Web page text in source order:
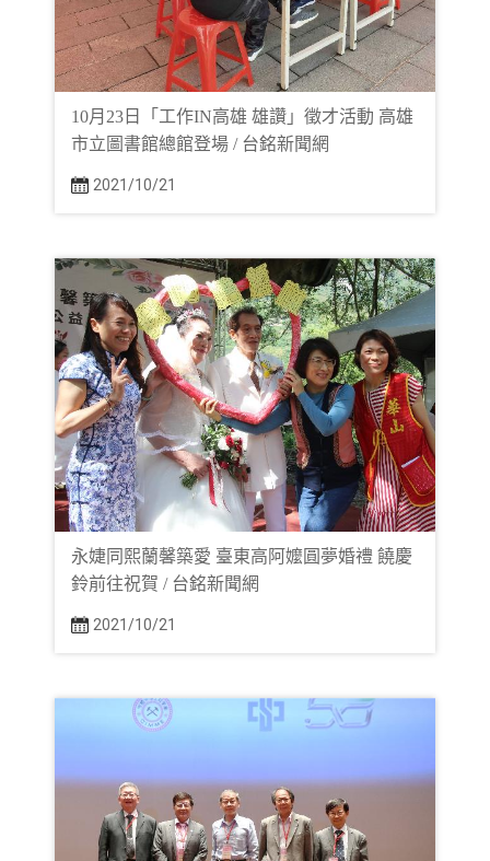
10月23日「工作IN高雄 雄讚」徵才活動 高雄
市立圖書館總館登場 / 台銘新聞網
2021/10/21
永婕同熙蘭馨築愛 臺東高阿嬤圓夢婚禮 饒慶
鈴前往祝賀 / 台銘新聞網
2021/10/21